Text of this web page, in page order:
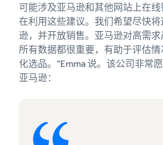
可能涉及亚马逊和其他网站上在
在利用这些建议。我们希望尽快
逊，并开放销售。亚马逊对高需求
所有数据都很重要，有助于评估
化选品。”Emma 说。该公司非常
亚马逊：